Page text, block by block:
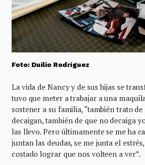
Foto: Duilio Rodríguez
La vida de Nancy y de sus hijas se
tuvo que meter a trabajar a una
sostener a su familia, “también trato
decaigan, también de que no decaiga
las llevo. Pero últimamente se me ha
juntan las deudas, se me junta el
costado lograr que nos volteen a ver”.